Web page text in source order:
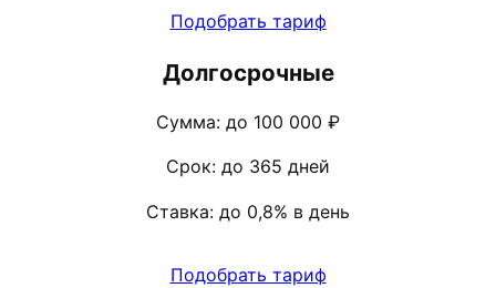
Подобрать тариф
Долгосрочные
Сумма: до 100 000 ₽
Срок: до 365 дней
Ставка: до 0,8% в день
Подобрать тариф